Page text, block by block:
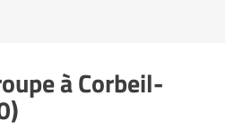
à Corbeil-